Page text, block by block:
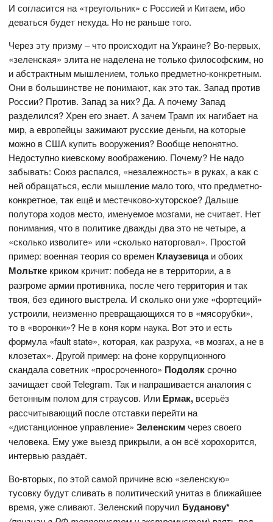
И согласится на «треугольник» с Россией и Китаем, ибо
деваться будет некуда. Но не раньше того.
Через эту призму – что происходит на Украине? Во-первых,
«зеленская» элита не наделена не только философским, но
и абстрактным мышлением, только предметно-конкретным.
Они в большинстве не понимают, как это так. Запад против
России? Против. Запад за них? Да. А почему Запад
разделился? Хрен его знает. А зачем Трамп их нагибает на
мир, а европейцы зажимают русские деньги, на которые
можно в США купить вооружения? Вообще непонятно.
Недоступно киевскому воображению. Почему? Не надо
забывать: Союз распался, «незалежность» в руках, а как с
ней обращаться, если мышление мало того, что предметно-
конкретное, так ещё и местечково-хуторское? Дальше
полутора ходов место, именуемое мозгами, не считает. Нет
понимания, что в политике дважды два это не четыре, а
«сколько изволите» или «сколько наторговал». Простой
пример: военная теория со времен Клаузевицаи обоих
Мольтке криком кричит: победа не в территории, а в
разгроме армии противника, после чего территория и так
твоя, без единого выстрела. И сколько они уже «фортеций»
устроили, неизменно превращающихся то в «мясорубки»,
то в «воронки»? Не в коня корм наука. Вот это и есть
формула «fault state», которая, как разруха, «в мозгах, а не в
клозетах». Другой пример: на фоне коррупционного
скандала советник «просроченного» Подоляксрочно
зачищает свой Telegram. Так и напрашивается аналогия с
бетонным полом для страусов. Или Ермак, всерьёз
рассчитывающий после отставки перейти на
«дистанционное управление»Зеленскимчерез своего
человека. Ему уже выезд прикрыли, а он всё хорохорится,
интервью раздаёт.
Во-вторых, по этой самой причине всю «зеленскую»
тусовку будут сливать в политический унитаз в ближайшее
время, уже сливают. Зеленский поручил Буданову*